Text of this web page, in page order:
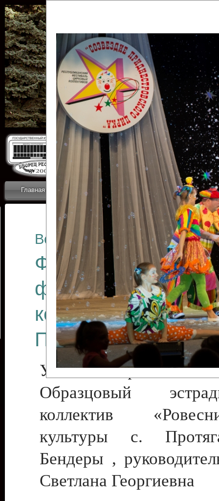
Главная Приветствие Коллективы Новости
ОТЧЕТЫ ГКЦ
Все отчеты
Финал
фестиваля
коллективов
Приднестровского
Участники фестиваля:
Образцовый
коллектив
культуры с.
Бендеры ,
Светлана Георгиевна